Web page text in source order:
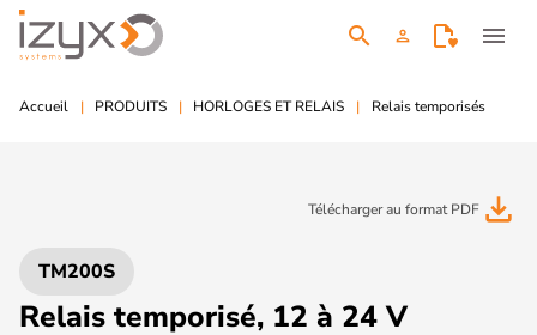
search person menu
Accueil PRODUITS HORLOGES ET RELAIS Relais temporisés
Télécharger au format PDF file_download
TM200S
Relais temporisé, 12 à 24 V